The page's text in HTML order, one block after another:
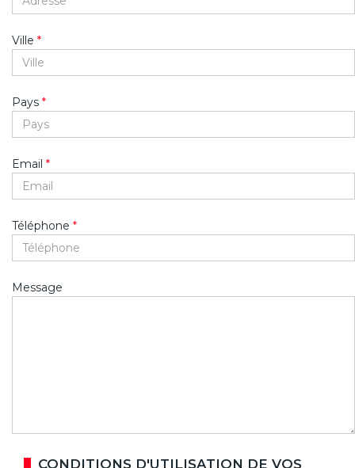
Ville *
Pays *
Email *
Téléphone *
Message
CONDITIONS D'UTILISATION DE VOS